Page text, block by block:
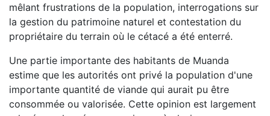
mêlant frustrations de la population, interrogations sur
la gestion du patrimoine naturel et contestation du
propriétaire du terrain où le cétacé a été enterré.
Une partie importante des habitants de Muanda
estime que les autorités ont privé la population d'une
importante quantité de viande qui aurait pu être
consommée ou valorisée. Cette opinion est largement